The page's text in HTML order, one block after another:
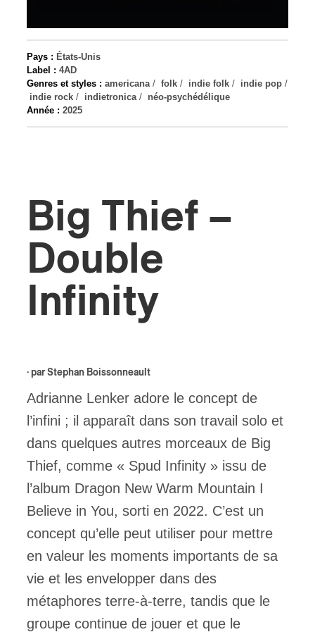
Pays : États-Unis
Label : 4AD
Genres et styles : americana/ folk / indie folk / indie pop /
indie rock / indietronica/ néo-psychédélique
Année : 2025
Big Thief –
Double
Infinity
· parStephan Boissonneault
Adrianne Lenker adore le concept de
l’infini ; il apparaît dans son travail solo et
dans quelques autres morceaux de Big
Thief, comme « Spud Infinity » issu de
l’album Dragon New Warm Mountain I
Believe in You, sorti en 2022. C’est un
concept qu’elle peut utiliser pour mettre
en valeur les moments importants de sa
vie et les envelopper dans des
métaphores terre-à-terre, tandis que le
groupe continue de jouer et que le